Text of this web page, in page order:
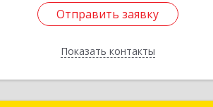
Отправить заявку
Показать контакты
Отправить заявку
Назад